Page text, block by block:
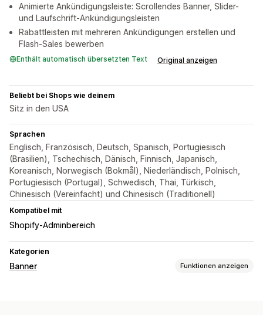
Animierte Ankündigungsleiste: Scrollendes Banner, Slider-
und Laufschrift-Ankündigungsleisten
Rabattleisten mit mehreren Ankündigungen erstellen und
Flash-Sales bewerben
Enthält automatisch übersetzten Text Original anzeigen
Beliebt bei Shops wie deinem
Sitz in den USA
Sprachen
Englisch, Französisch, Deutsch, Spanisch, Portugiesisch
(Brasilien), Tschechisch, Dänisch, Finnisch, Japanisch,
Koreanisch, Norwegisch (Bokmål), Niederländisch, Polnisch,
Portugiesisch (Portugal), Schwedisch, Thai, Türkisch,
Chinesisch (Vereinfacht) und Chinesisch (Traditionell)
Kompatibel mit
Shopify-Adminbereich
Kategorien
Banner Funktionen anzeigen